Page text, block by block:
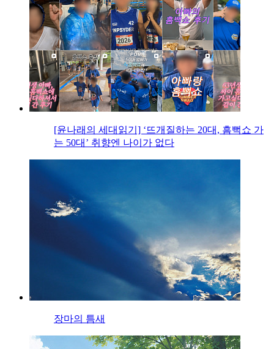
[윤나래의 세대읽기] ‘뜨개질하는 20대, 흠뻑쇼 가
는 50대’ 취향엔 나이가 없다
장마의 틈새